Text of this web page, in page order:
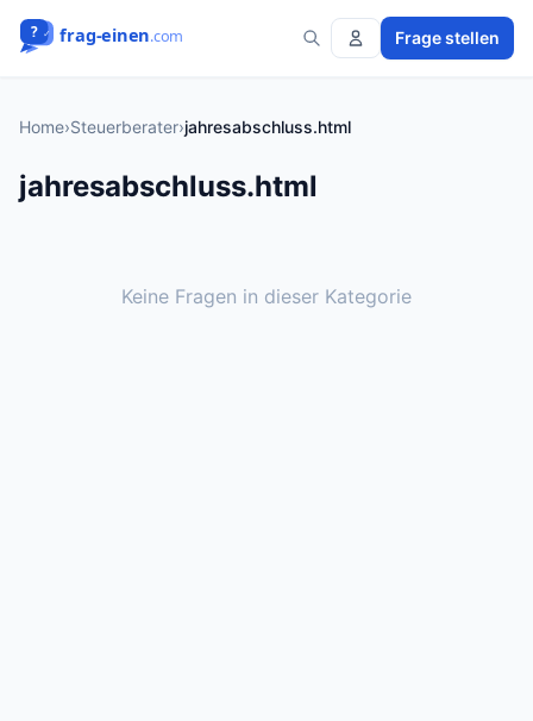
Frage stellen
Home›Steuerberater›jahresabschluss.html
jahresabschluss.html
Keine Fragen in dieser Kategorie